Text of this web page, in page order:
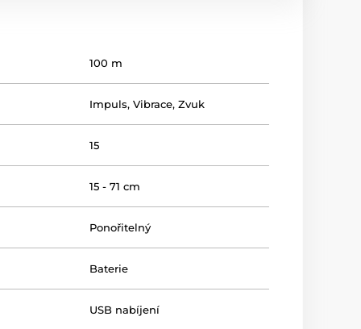
100 m
Impuls,Vibrace,Zvuk
15
15 - 71 cm
Ponořitelný
Baterie
USB nabíjení